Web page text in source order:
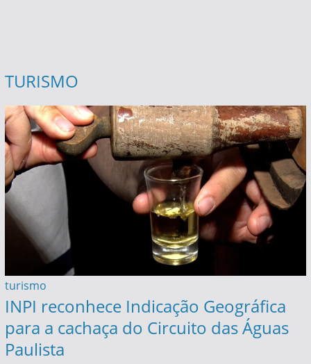
TURISMO
turismo
INPI reconhece Indicação Geográfica
para a cachaça do Circuito das Águas
Paulista